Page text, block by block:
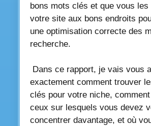
bons mots clés et que vous les
votre site aux bons endroits
une optimisation correcte des
recherche.
Dans ce rapport, je vais vous
exactement comment trouver
clés pour votre niche,
ceux sur lesquels vous devez
concentrer davantage, et où